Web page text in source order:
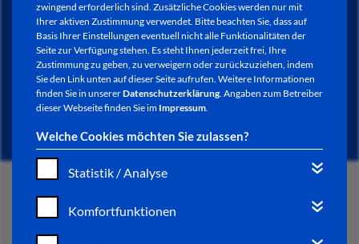
zwingend erforderlich sind. Zusätzliche Cookies werden nur mit
Ihrer aktiven Zustimmung verwendet. Bitte beachten Sie, dass auf
Basis Ihrer Einstellungen eventuell nicht alle Funktionalitäten der
Seite zur Verfügung stehen. Es steht Ihnen jederzeit frei, Ihre
Zustimmung zu geben, zu verweigern oder zurückzuziehen, indem
Sie den Link unten auf dieser Seite aufrufen. Weitere Informationen
finden Sie in unsererDatenschutzerklärung. Angaben zum Betreiber
dieser Webseite finden Sie im Impressum.
Welche Cookies möchten Sie zulassen?
Statistik / Analyse
Komfortfunktionen
AKTUELLES
START